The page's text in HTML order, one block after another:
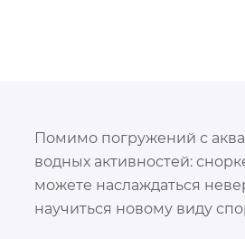
Помимо погружений с
водных активностей:
можете наслаждаться
научиться новому виду